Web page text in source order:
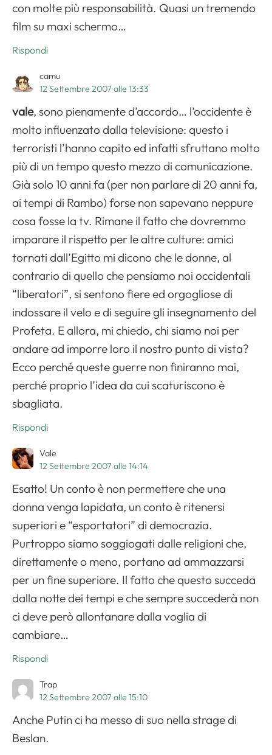
con molte più responsabilità. Quasi un tremendo
film su maxi schermo…
Rispondi
camu
12 Settembre 2007 alle 13:33
vale, sono pienamente d’accordo… l’occidente è
molto influenzato dalla televisione: questo i
terroristi l’hanno capito ed infatti sfruttano molto
più di un tempo questo mezzo di comunicazione.
Già solo 10 anni fa (per non parlare di 20 anni fa,
ai tempi di Rambo) forse non sapevano neppure
cosa fosse la tv. Rimane il fatto che dovremmo
imparare il rispetto per le altre culture: amici
tornati dall’Egitto mi dicono che le donne, al
contrario di quello che pensiamo noi occidentali
“liberatori”, si sentono fiere ed orgogliose di
indossare il velo e di seguire gli insegnamento del
Profeta. E allora, mi chiedo, chi siamo noi per
andare ad imporre loro il nostro punto di vista?
Ecco perché queste guerre non finiranno mai,
perché proprio l’idea da cui scaturiscono è
sbagliata.
Rispondi
Vale
12 Settembre 2007 alle 14:14
Esatto! Un conto è non permettere che una
donna venga lapidata, un conto è ritenersi
superiori e “esportatori” di democrazia.
Purtroppo siamo soggiogati dalle religioni che,
direttamente o meno, portano ad ammazzarsi
per un fine superiore. Il fatto che questo succeda
dalla notte dei tempi e che sempre succederà non
ci deve però allontanare dalla voglia di
cambiare…
Rispondi
Trap
12 Settembre 2007 alle 15:10
Anche Putin ci ha messo di suo nella strage di
Beslan.